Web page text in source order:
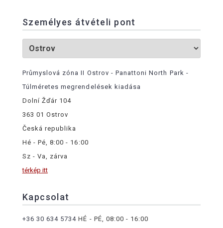
Személyes átvételi pont
Průmyslová zóna II Ostrov - Panattoni North Park -
Túlméretes megrendelések kiadása
Dolní Žďár 104
363 01 Ostrov
Česká republika
Hé - Pé, 8:00 - 16:00
Sz - Va, zárva
térkép itt
Kapcsolat
+36 30 634 5734 HÉ - PÉ, 08:00 - 16:00